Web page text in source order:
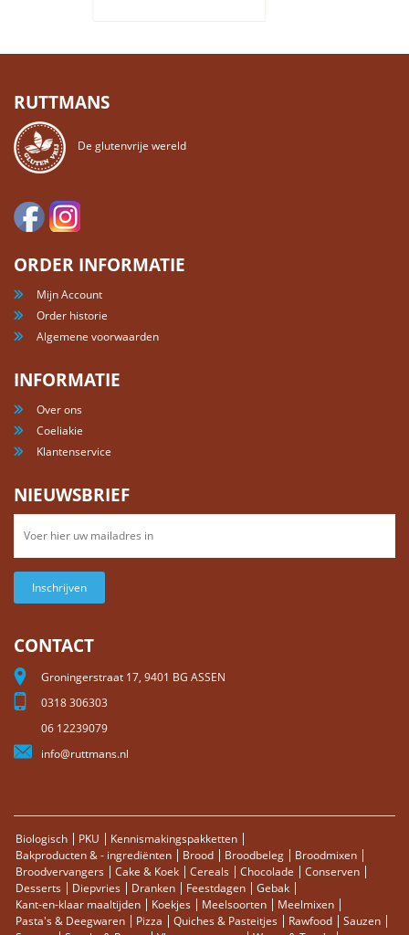
RUTTMANS
De glutenvrije wereld
ORDER INFORMATIE
Mijn Account
Order historie
Algemene voorwaarden
INFORMATIE
Over ons
Coeliakie
Klantenservice
NIEUWSBRIEF
Inschrijven
CONTACT
Groningerstraat 17, 9401 BG ASSEN
0318 306303
06 12239079
info@ruttmans.nl
Biologisch PKU
Kennismakingspakketten
Bakproducten & - ingrediënten
Brood Broodbeleg
Broodmixen
Broodvervangers
Cake & Koek Cereals Chocolade
Conserven
Desserts
Diepvries Dranken Feestdagen
Gebak
Kant-en-klaar maaltijden
Koekjes Meelsoorten
Meelmixen
Pasta's & Deegwaren
Pizza Quiches & Pasteitjes Rawfood
Sauzen